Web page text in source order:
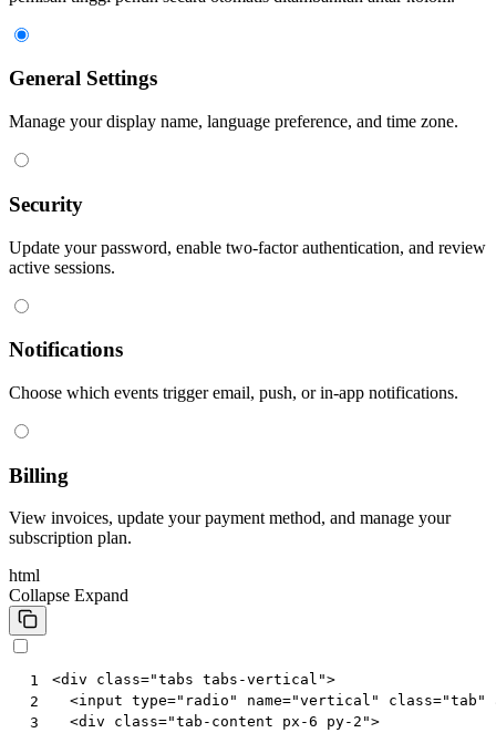
General Settings
Manage your display name, language preference, and time zone.
Security
Update your password, enable two-factor authentication, and review
active sessions.
Notifications
Choose which events trigger email, push, or in-app notifications.
Billing
View invoices, update your payment method, and manage your
subscription plan.
html
Collapse Expand
1
2
3
<div class="tabs tabs-vertical">
<input type="radio" name="vertical" class="tab"
<div class="tab-content px-6 py-2">